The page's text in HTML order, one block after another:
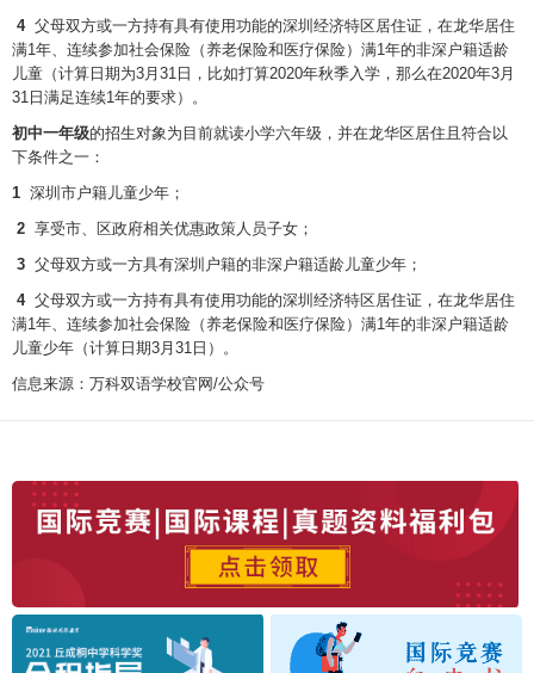
4 父母双方或一方持有具有使用功能的深圳经济特区居住证，在龙华居住
满1年、连续参加社会保险（养老保险和医疗保险）满1年的非深户籍适龄
儿童（计算日期为3月31日，比如打算2020年秋季入学，那么在2020年3月
31日满足连续1年的要求）。
初中一年级的招生对象为目前就读小学六年级，并在龙华区居住且符合以
下条件之一：
1 深圳市户籍儿童少年；
2 享受市、区政府相关优惠政策人员子女；
3 父母双方或一方具有深圳户籍的非深户籍适龄儿童少年；
4 父母双方或一方持有具有使用功能的深圳经济特区居住证，在龙华居住
满1年、连续参加社会保险（养老保险和医疗保险）满1年的非深户籍适龄
儿童少年（计算日期3月31日）。
信息来源：万科双语学校官网/公众号